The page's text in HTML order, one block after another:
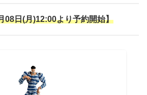
08日(月)12:00より予約開始】